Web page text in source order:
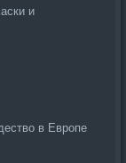
и
в Европе